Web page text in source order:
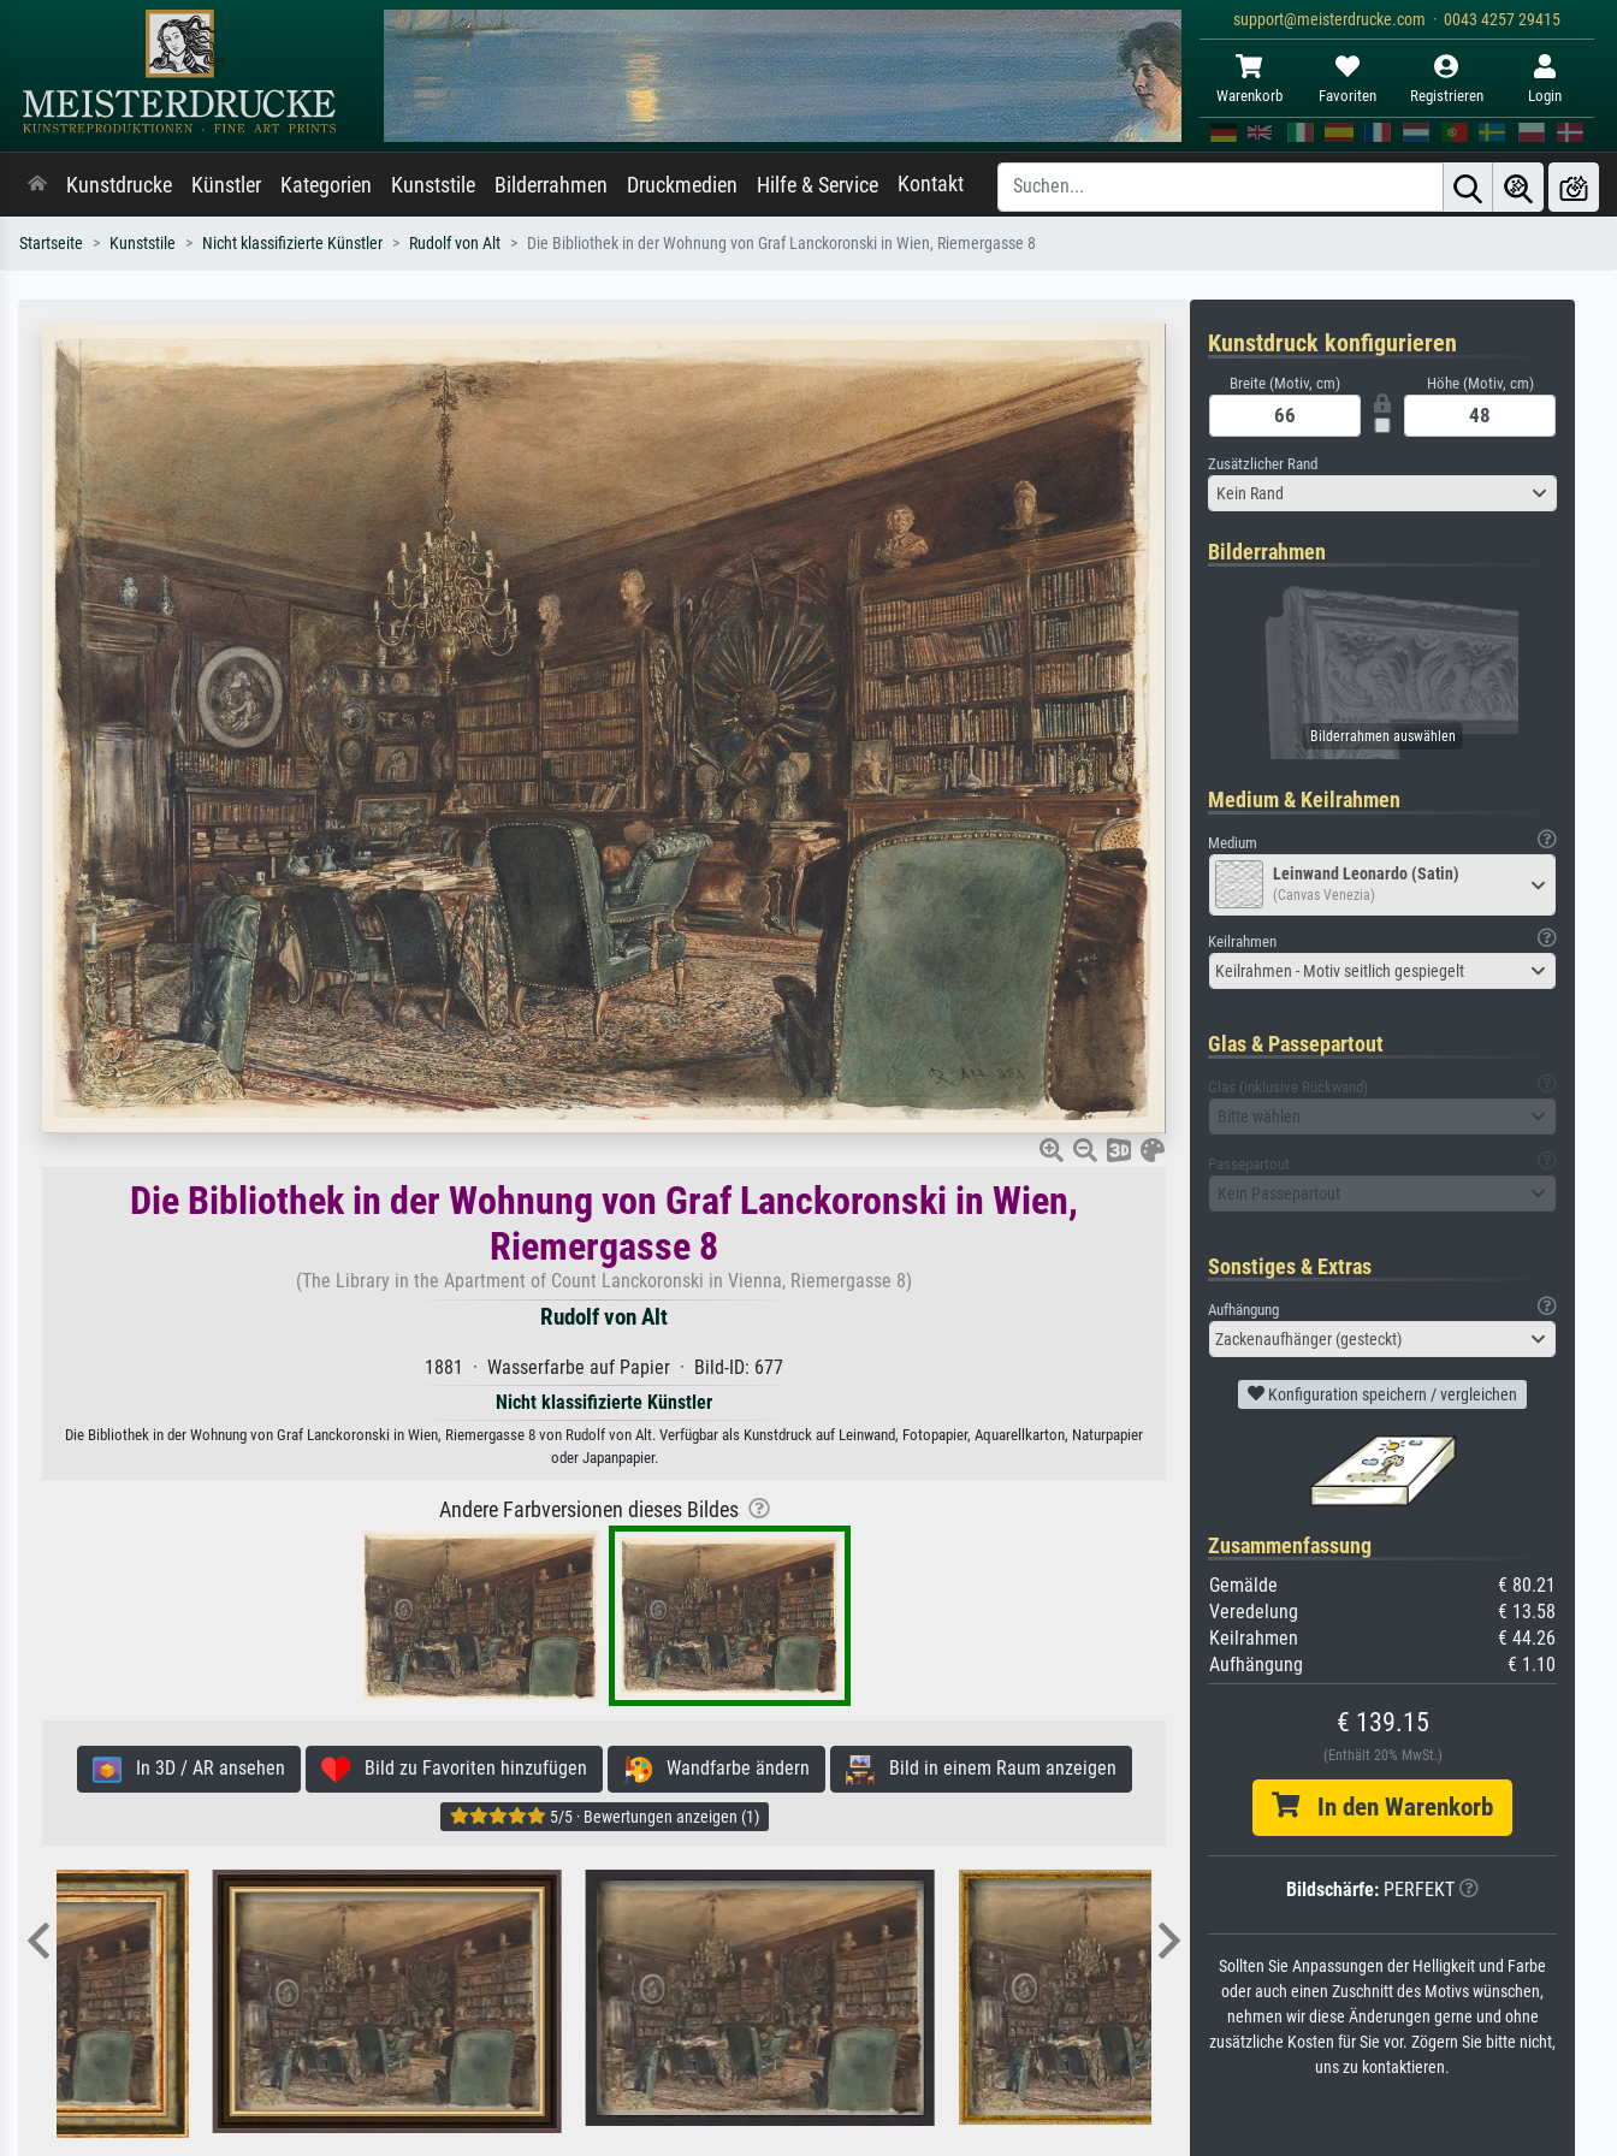
support@meisterdrucke.com · 0043 4257 29415
Warenkorb Favoriten Registrieren Login
Kunstdrucke Künstler Kategorien Kunststile Bilderrahmen Druckmedien Hilfe & Service Kontakt
Startseite Kunststile Nicht klassifizierte Künstler Rudolf von Alt Die Bibliothek in der Wohnung von Graf Lanckoronski in Wien, Riemergasse 8
Die Bibliothek in der Wohnung von Graf Lanckoronski in Wien,
Riemergasse 8
(The Library in the Apartment of Count Lanckoronski in Vienna, Riemergasse 8)
Rudolf von Alt
1881 · Wasserfarbe auf Papier · Bild-ID: 677
Nicht klassifizierte Künstler
Die Bibliothek in der Wohnung von Graf Lanckoronski in Wien, Riemergasse 8 von Rudolf von Alt. Verfügbar als Kunstdruck auf Leinwand, Fotopapier, Aquarellkarton, Naturpapier
oder Japanpapier.
Andere Farbversionen dieses Bildes
In 3D / AR ansehen Bild zu Favoriten hinzufügen Wandfarbe ändern Bild in einem Raum anzeigen
5/5 · Bewertungen anzeigen (1)
Kunstdruck konfigurieren
Breite (Motiv, cm) Höhe (Motiv, cm)
Zusätzlicher Rand
Kein Rand
Bilderrahmen
Medium & Keilrahmen
Medium
Leinwand Leonardo (Satin)
(Canvas Venezia)
Keilrahmen
Keilrahmen - Motiv seitlich gespiegelt
Glas & Passepartout
Glas (inklusive Rückwand)
Bitte wählen
Passepartout
Kein Passepartout
Sonstiges & Extras
Aufhängung
Zackenaufhänger (gesteckt)
Konfiguration speichern / vergleichen
Zusammenfassung
Gemälde
€ 80.21
Veredelung
€ 13.58
Keilrahmen
€ 44.26
Aufhängung
€ 1.10
€ 139.15
(Enthält 20% MwSt.)
In den Warenkorb
Bildschärfe: PERFEKT
Sollten Sie Anpassungen der Helligkeit und Farbe
oder auch einen Zuschnitt des Motivs wünschen,
nehmen wir diese Änderungen gerne und ohne
zusätzliche Kosten für Sie vor. Zögern Sie bitte nicht,
uns zu kontaktieren.